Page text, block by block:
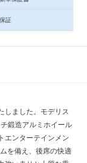
保証
しました。モデリス
鍛造アルミホイール
エンターテインメン
を備え、後席の快適